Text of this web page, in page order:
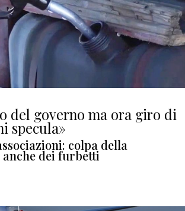
del governo ma ora giro di
specula»
colpa della
dei furbetti